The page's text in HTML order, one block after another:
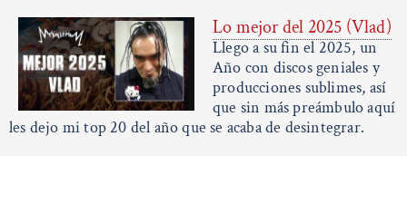
Lo mejor del 2025 (Vlad)
Llego a su fin el 2025, un
Año con discos geniales y
producciones sublimes, así
que sin más preámbulo aquí
les dejo mi top 20 del año que se acaba de desintegrar.